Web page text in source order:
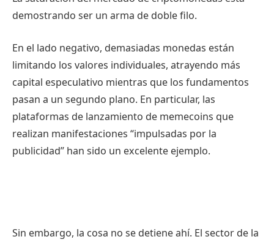
demostrando ser un arma de doble filo.
En el lado negativo, demasiadas monedas están
limitando los valores individuales, atrayendo más
capital especulativo mientras que los fundamentos
pasan a un segundo plano. En particular, las
plataformas de lanzamiento de memecoins que
realizan manifestaciones “impulsadas por la
publicidad” han sido un excelente ejemplo.
Sin embargo, la cosa no se detiene ahí. El sector de la